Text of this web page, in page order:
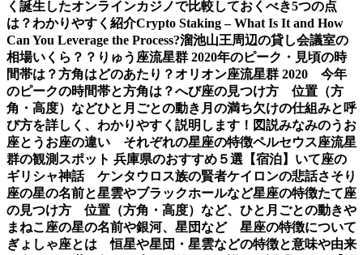
く誕生したオンラインカジノで比較しておくべき5つの点
は？わかりやすく紹介Crypto Staking – What Is It and How
Can You Leverage the Process?溜池山王周辺の貸し会議室の
相場いくら？？ りゅう座流星群 2020年のピーク・見頃の時
間帯は？方角はどのあたり？オリオン座流星群 2020 今年
のピークの時間帯と方角は？へび座の見つけ方 位置（方
角・高度）などひと月ごとの動き 月の満ち欠けの仕組みと呼
び方を詳しく、わかりやすく説明します！図説みなみのうお
座とうお座の違い それぞれの星座の特徴ペルセウス座流星
群の観測スポット 兵庫県のおすすめ５選【宿泊】 いて座の
ギリシャ神話 ケンタウロス族の賢者ケイロンの悲話さそり
座の星の名前と星雲やブラックホールなど星座の特徴たて座
の見つけ方 位置（方角・高度）など、ひと月ごとの動きや
まねこ座の星の名前や銀河、星団など 星座の特徴について
ぎょしゃ座とは 恒星や星団・星雲などの特徴と意味や由来